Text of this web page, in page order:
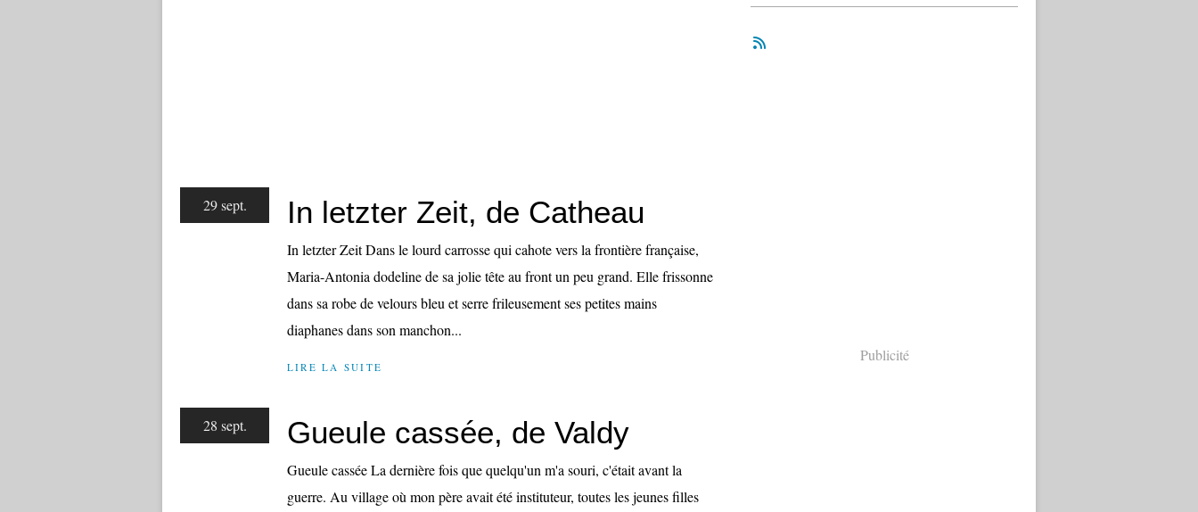
29 sept. In letzter Zeit, de Catheau
In letzter Zeit Dans le lourd carrosse qui cahote vers la frontière française,
Maria-Antonia dodeline de sa jolie tête au front un peu grand. Elle frissonne
dans sa robe de velours bleu et serre frileusement ses petites mains
diaphanes dans son manchon...
LIRE LA SUITE
28 sept. Gueule cassée, de Valdy
Gueule cassée La dernière fois que quelqu'un m'a souri, c'était avant la
guerre. Au village où mon père avait été instituteur, toutes les jeunes filles
Publicité